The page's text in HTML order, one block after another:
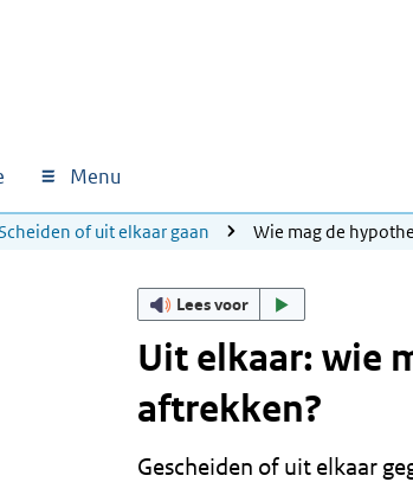
Menu
hier: of uit elkaar gaan Wie mag de
Lees voor
Uit elkaar: wie
aftrekken?
Gescheiden of uit elkaar